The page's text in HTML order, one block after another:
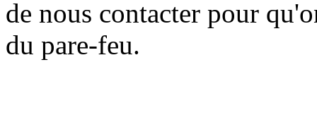
de nous contacter pour
du pare-feu.